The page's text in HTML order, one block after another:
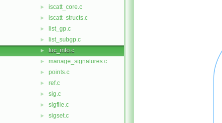
► iscatt_core.c
► iscatt_structs.c
► list_gp.c
► list_subgp.c
► loc_info.c
► manage_signatures.c
► points.c
► ref.c
► sig.c
► sigfile.c
► sigset.c